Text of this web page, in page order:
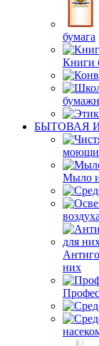
бумага
Книги
БЫТОВАЯ
Мыло и
них